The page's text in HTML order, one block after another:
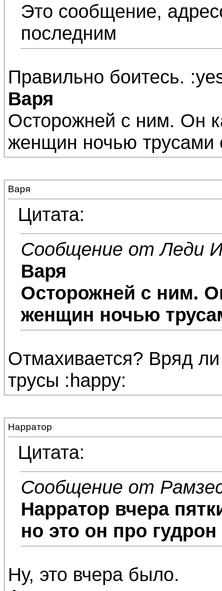
Это сообщение,
последним
Правильно боитесь.
Варя
Осторожней с ним. Он
женщин ночью трусами
Варя
Цитата:
Сообщение от Леди
Варя
Осторожней с ним.
женщин ночью
Отмахивается? Вряд
трусы :happy:
Нарратор
Цитата:
Сообщение от
Нарратор вчера
но это он про
Ну, это вчера было.